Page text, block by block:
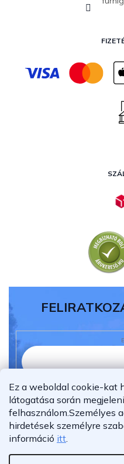
Ez a weboldal cookie-kat
látogatása során
felhasználom.Személyes
hirdetések személyre
információ itt.
Elolvastam és
Feliratkozás